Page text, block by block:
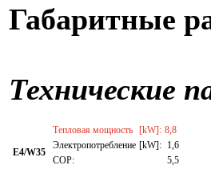
Габаритные
Технические
E4/W35
Тепловая мощность [kW]: 8,8
Электропотребление [kW]: 1,6
СОР:
5,5